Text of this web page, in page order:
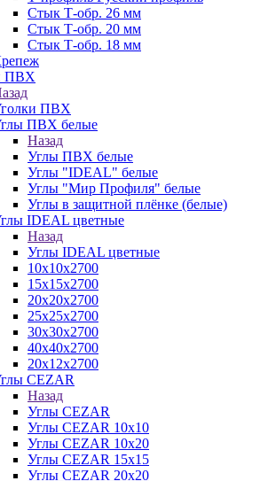
Стык Т-обр. 26 мм
Стык Т-обр. 20 мм
Стык Т-обр. 18 мм
ПВХ
ПВХ
ПВХ белые
Назад
Углы ПВХ белые
Углы "IDEAL" белые
Углы "Мир Профиля" белые
Углы в защитной плёнке (белые)
IDEAL цветные
Назад
Углы IDEAL цветные
10х10х2700
15х15х2700
20х20х2700
25х25х2700
30х30х2700
40х40х2700
20х12х2700
CEZAR
Назад
Углы CEZAR
Углы CEZAR 10х10
Углы CEZAR 10х20
Углы CEZAR 15х15
Углы CEZAR 20х20